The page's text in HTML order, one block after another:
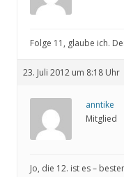
Folge 11, glaube ich.
23. Juli 2012 um 8:18 Uhr
anntike
Mitglied
Jo, die 12. ist es –